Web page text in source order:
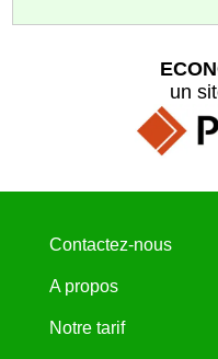
un
Contactez-nous
A propos
Notre tarif